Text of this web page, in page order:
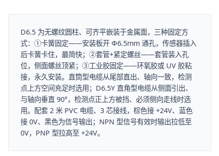
D6.5 为无螺纹圆柱、可齐平嵌装于金属面，三种固定方
式：①卡簧固定——安装板开 Φ6.5mm 通孔，传感器插入
后卡簧卡住，最简快；②套管+紧定螺丝——套管装入孔
位，侧面螺丝顶紧；③工业胶固定——环氧胶或 UV 胶粘
接，永久安装。直筒型电缆从尾部直出、轴向一致，检测
点上方空间充足时选用；D6.5Y 直角型电缆从侧面引出、
与轴向垂直 90°，检测点正上方被挡、必须侧向走线时选
用。配套 2 米 PVC 电缆、3 芯接线，棕色接 +24V、蓝色
接 0V、黑色为信号输出；NPN 型信号有效时输出拉低至
0V，PNP 型拉高至 +24V。